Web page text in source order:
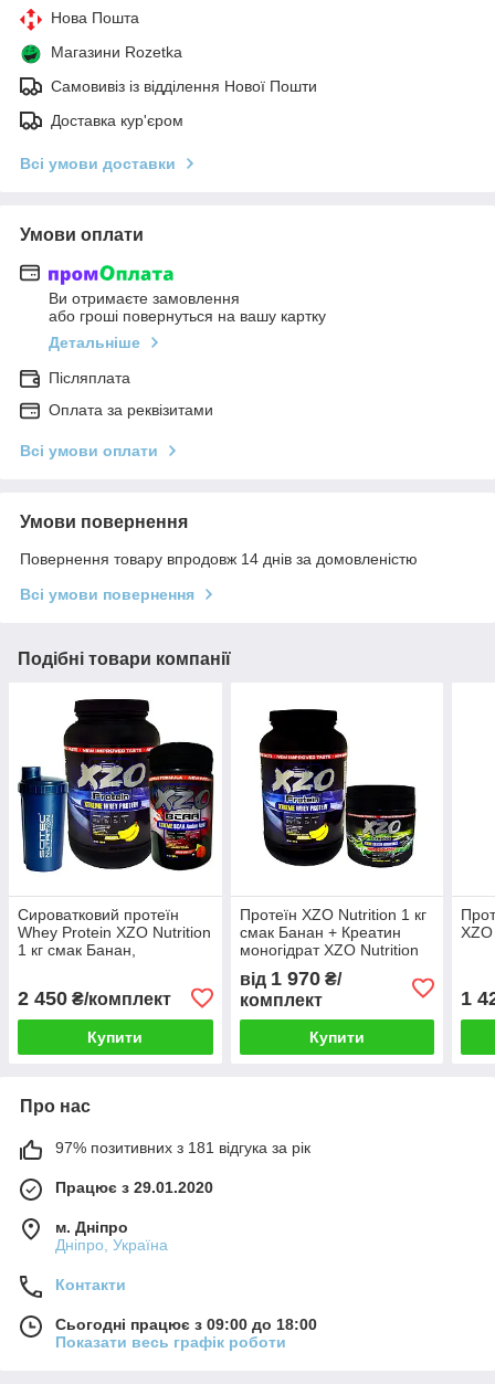
Нова Пошта
Магазини Rozetka
Самовивіз із відділення Нової Пошти
Доставка кур'єром
Всі умови доставки
Умови оплати
Ви отримаєте замовлення
або гроші повернуться на вашу картку
Детальніше
Післяплата
Оплата за реквізитами
Всі умови оплати
Умови повернення
Повернення товару впродовж 14 днів за домовленістю
Всі умови повернення
Подібні товари компанії
Сироватковий протеїн
Whey Protein XZO Nutrition
1 кг смак Банан,
2 450 ₴/комплект
Купити
Протеїн XZO Nutrition 1 кг
смак Банан + Креатин
моногідрат XZO Nutrition
від 1 970₴/
комплект
Купити
1
Про нас
97% позитивних з 181 відгука за рік
Працює з 29.01.2020
м. Дніпро
Дніпро, Україна
Контакти
Сьогодні працює з 09:00 до 18:00
Показати весь графік роботи